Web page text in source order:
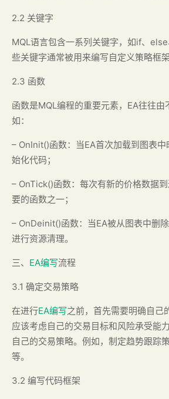
2.2 关键字
MQL语言包含一系列关键字，如if、
些关键字通常被用来编写自定义策略框架
2.3 函数
函数是MQL编程的重要元素，EA往往由
如：
– OnInit()函数：当EA首次加载到图表
始化代码；
– OnTick()函数：每次有新的价格数据
要的函数之一；
– OnDeinit()函数：当EA被从图表中删
进行资源清理。
三、 EA编写流程
3.1 确定交易策略
在进行EA编写之前，首先需要明确自己
应该考虑自己的交易目标和风险承受能
自己的交易策略。例如，制定趋势跟踪
等。
3.2 编写代码框架